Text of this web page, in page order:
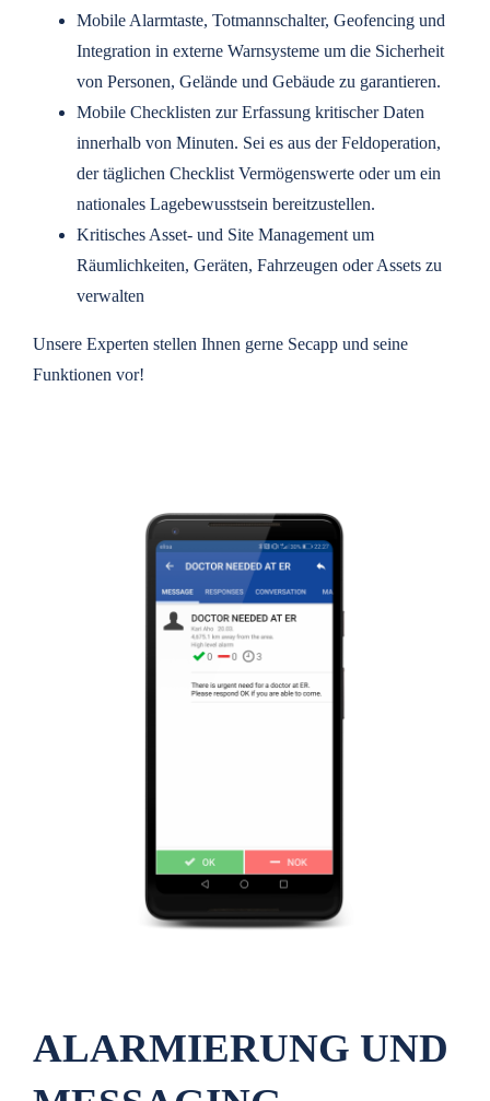
Mobile Alarmtaste, Totmannschalter, Geofencing und
Integration in externe Warnsysteme um die Sicherheit
von Personen, Gelände und Gebäude zu garantieren.
Mobile Checklisten zur Erfassung kritischer Daten
innerhalb von Minuten. Sei es aus der Feldoperation,
der täglichen Checklist Vermögenswerte oder um ein
nationales Lagebewusstsein bereitzustellen.
Kritisches Asset- und Site Management um
Räumlichkeiten, Geräten, Fahrzeugen oder Assets zu
verwalten
Unsere Experten stellen Ihnen gerne Secapp und seine
Funktionen vor!
ALARMIERUNG UND